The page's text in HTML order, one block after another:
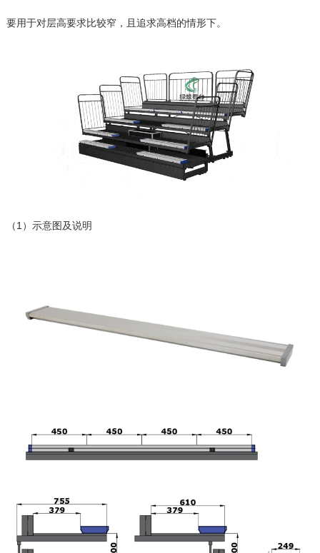
要用于对层高要求比较窄，且追求高档的情形下。
（1）示意图及说明